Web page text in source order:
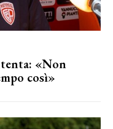
«Non
così»